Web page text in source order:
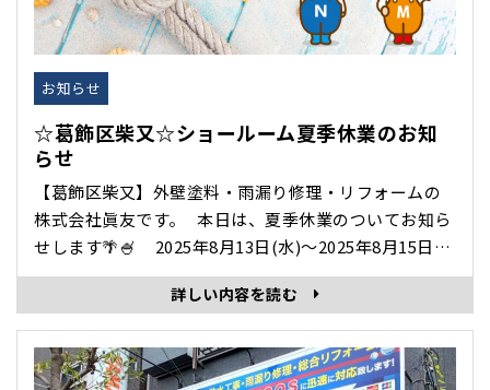
お知らせ
☆葛飾区柴又☆ショールーム夏季休業のお知
らせ
【葛飾区柴又】外壁塗料・雨漏り修理・リフォームの
株式会社眞友です。 本日は、夏季休業のついてお知ら
せします🌴🍧 2025年8月13日(水)～2025年8月15日
(金) 夏季休業につき、柴又本社・ショールームは休業
とさせていただきます。 皆さまには、ご不便ご迷惑を
おかけ･･･
詳しい内容を読む